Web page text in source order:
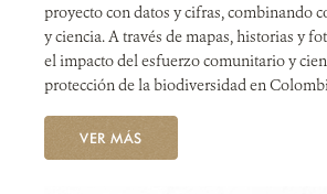
COBERTURA EN MEDIOS DE
INFORME ANUAL WCS
MECANISMO DE ATENCIÓN DE
proyecto con datos y cifras, combinando
y ciencia. A través de mapas, historias y
el impacto del esfuerzo comunitario y
protección de la biodiversidad en
VER MÁS